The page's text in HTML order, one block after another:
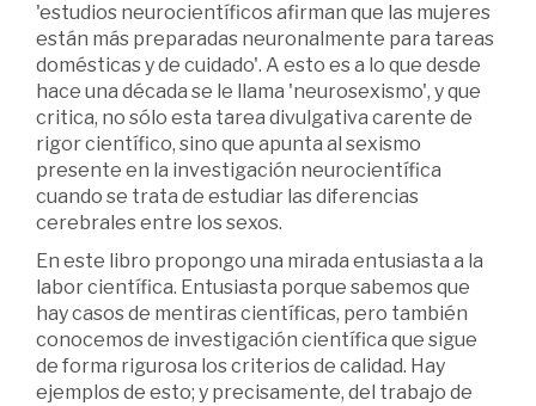
'estudios neurocientíficos afirman que las mujeres
están más preparadas neuronalmente para tareas
domésticas y de cuidado'. A esto es a lo que desde
hace una década se le llama 'neurosexismo', y que
critica, no sólo esta tarea divulgativa carente de
rigor científico, sino que apunta al sexismo
presente en la investigación neurocientífica
cuando se trata de estudiar las diferencias
cerebrales entre los sexos.
En este libro propongo una mirada entusiasta a la
labor científica. Entusiasta porque sabemos que
hay casos de mentiras científicas, pero también
conocemos de investigación científica que sigue
de forma rigurosa los criterios de calidad. Hay
ejemplos de esto; y precisamente, del trabajo de